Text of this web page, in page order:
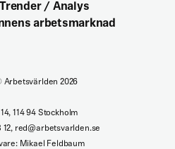
/ Analys
arbetsmarknad
Arbetsvärlden 2026
114 94 Stockholm
12, red@arbetsvarlden.se
Mikael Feldbaum